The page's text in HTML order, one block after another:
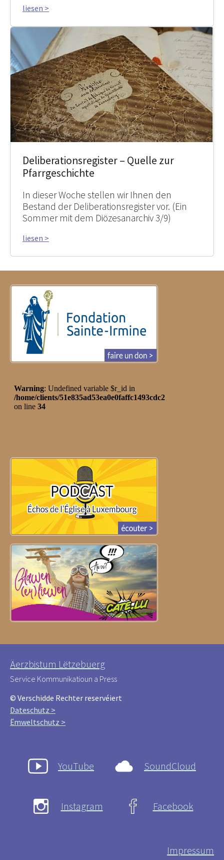
liesen >
Deliberationsregister – Quelle zur
Pfarrgeschichte
In dieser Woche stellen wir Ihnen den
Bestand der Deliberationsregister vor. (Ein
Sommer mit dem Diözesanarchiv 3/9)
liesen >
Äerzbistum Lëtzebuerg
Service Kommunikatioun a Press
© Verschidde Rechter reservéiert
Dateschutz >
Ëmweltschutz >
YouTube SoundCloud
Instagram Facebook
Impressum